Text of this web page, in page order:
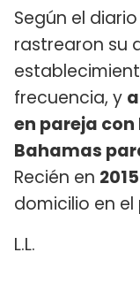
Según el
rastrearon su
frecuencia, y
en pareja con
Bahamas
Recién en 2015
domicilio en
L.L.